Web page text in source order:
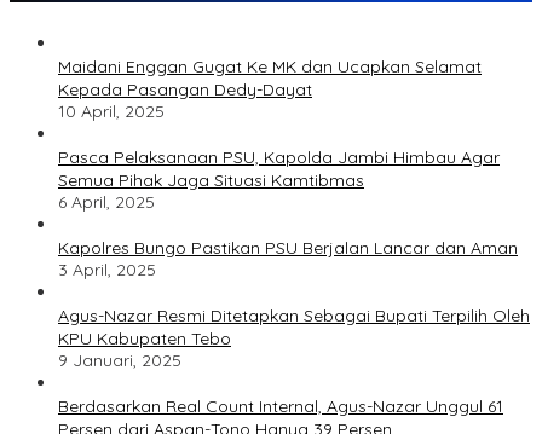
Maidani Enggan Gugat Ke MK dan Ucapkan Selamat
Kepada Pasangan Dedy-Dayat
10 April, 2025
Pasca Pelaksanaan PSU, Kapolda Jambi Himbau Agar
Semua Pihak Jaga Situasi Kamtibmas
6 April, 2025
Kapolres Bungo Pastikan PSU Berjalan Lancar dan Aman
3 April, 2025
Agus-Nazar Resmi Ditetapkan Sebagai Bupati Terpilih Oleh
KPU Kabupaten Tebo
9 Januari, 2025
Berdasarkan Real Count Internal, Agus-Nazar Unggul 61
Persen dari Aspan-Tono Hanya 39 Persen